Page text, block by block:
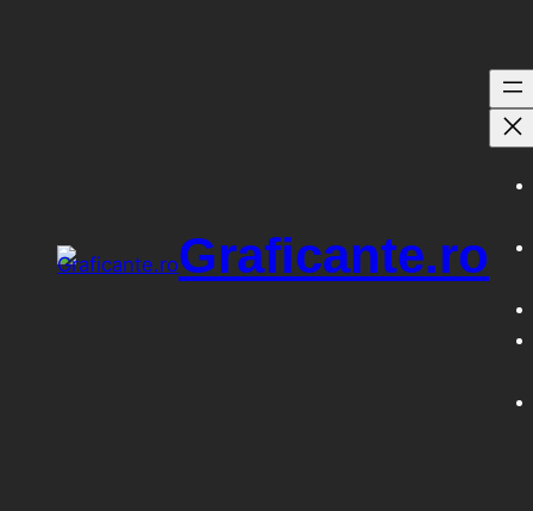
Graficante.ro